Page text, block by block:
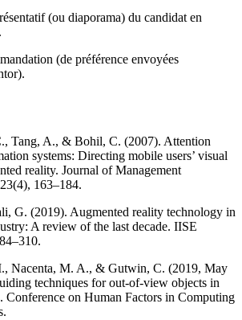
(ou diaporama) du candidat en
(de préférence envoyées
Tang, A., & Bohil, C. (2007). Attention
systems: Directing mobile users’ visual
reality. Journal of Management
163–184.
G. (2019). Augmented reality technology in
A review of the last decade. IISE
Nacenta, M. A., & Gutwin, C. (2019, May
techniques for out-of-view objects in
Conference on Human Factors in Computing